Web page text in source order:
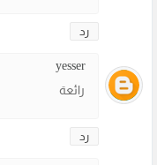
رد
yesser
رائعة
رد